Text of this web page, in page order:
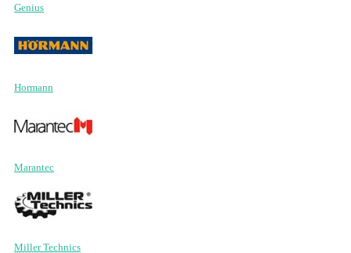
Genius
Hormann
Marantec
Miller Technics